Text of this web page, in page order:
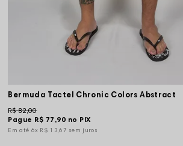
Bermuda Tactel Chronic Colors Abstract
Pague R$ 77,90 no PIX
R$ 82,00
6x R$ 13,67 sem juros